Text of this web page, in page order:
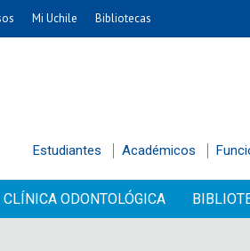
Mi Uchile Bibliotecas
Estudiantes Académicos
CLÍNICA ODONTOLÓGICA